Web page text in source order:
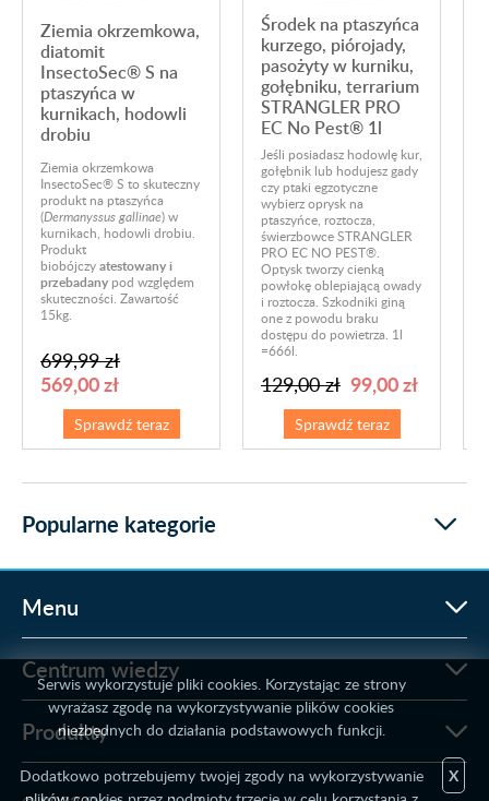
Ziemia okrzemkowa,
diatomit
InsectoSec® S na
ptaszyńca w
kurnikach, hodowli
drobiu
Ziemia okrzemkowa
InsectoSec® S to skuteczny
produkt na ptaszyńca
(Dermanyssus gallinae) w
kurnikach, hodowli drobiu.
Produkt
biobójczyatestowany i
przebadany pod względem
skuteczności. Zawartość
15kg.
699,99 zł
569,00 zł
Sprawdź teraz
Środek na ptaszyńca
kurzego, piórojady,
pasożyty w kurniku,
gołębniku, terrarium
STRANGLER PRO
EC No Pest® 1l
Jeśli posiadasz hodowlę kur,
gołębnik lub hodujesz gady
czy ptaki egzotyczne
wybierz oprysk na
ptaszyńce, roztocza,
świerzbowce STRANGLER
PRO EC NO PEST®.
Optysk tworzy cienką
powłokę oblepiającą owady
i roztocza. Szkodniki giną
one z powodu braku
dostępu do powietrza. 1l
=666l.
129,00 zł 99,00 zł
Sprawdź teraz
Popularne kategorie
Menu
Centrum wiedzy
Produkty
Serwis wykorzystuje pliki cookies. Korzystając ze strony
wyrażasz zgodę na wykorzystywanie plików cookies
niezbędnych do działania podstawowych funkcji.
Dodatkowo potrzebujemy twojej zgody na wykorzystywanie
X